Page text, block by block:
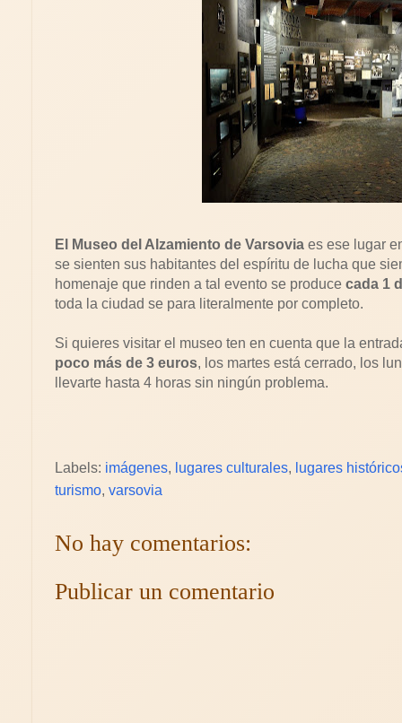
El Museo del Alzamiento de Varsovia es ese lugar
se sienten sus habitantes del espíritu de lucha que
homenaje que rinden a tal evento se produce cada 1
toda la ciudad se para literalmente por completo.
Si quieres visitar el museo ten en cuenta que la
poco más de 3 euros, los martes está cerrado, los
llevarte hasta 4 horas sin ningún problema.
Labels: imágenes, lugares culturales, lugares
turismo, varsovia
No hay comentarios:
Publicar un comentario